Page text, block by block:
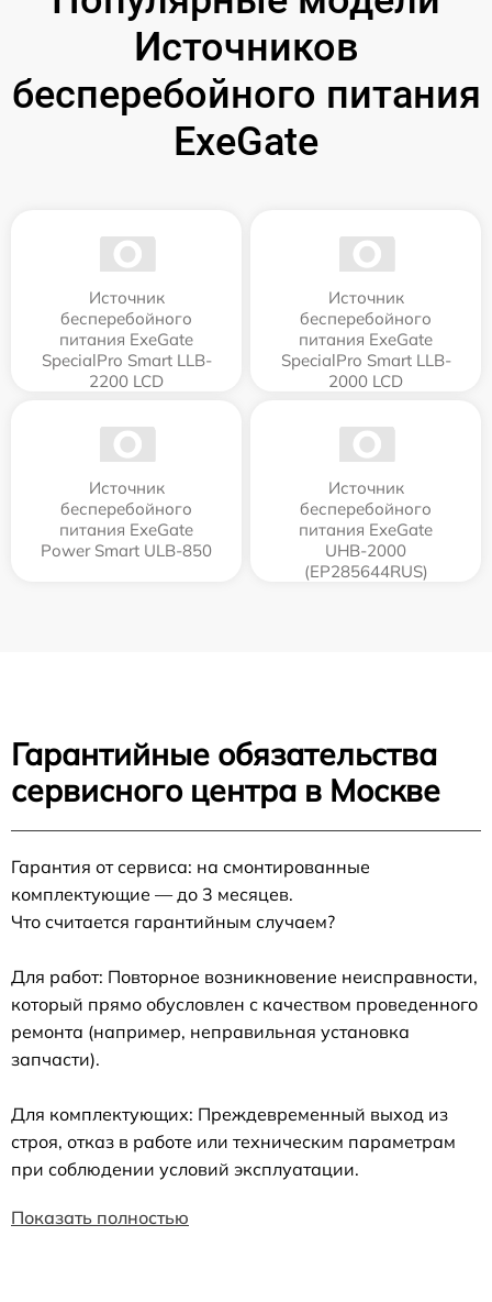
Источников
бесперебойного питания
ExeGate
Источник
бесперебойного
питания ExeGate
SpecialPro Smart LLB-
2200 LCD
Источник
бесперебойного
питания ExeGate
SpecialPro Smart LLB-
2000 LCD
Источник
бесперебойного
питания ExeGate
Power Smart ULB-850
Источник
бесперебойного
питания ExeGate
UHB-2000
(EP285644RUS)
Гарантийные обязательства
сервисного центра в Москве
Гарантия от сервиса: на смонтированные
комплектующие — до 3 месяцев.
Что считается гарантийным случаем?
Для работ: Повторное возникновение неисправности,
который прямо обусловлен с качеством проведенного
ремонта (например, неправильная установка
запчасти).
Для комплектующих: Преждевременный выход из
строя, отказ в работе или техническим параметрам
при соблюдении условий эксплуатации.
Показать полностью